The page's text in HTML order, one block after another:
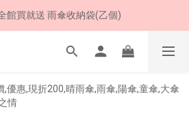
節限定 超商取貨免運費
館買就送 雨傘收納袋(乙個)
節限定 超商取貨免運費